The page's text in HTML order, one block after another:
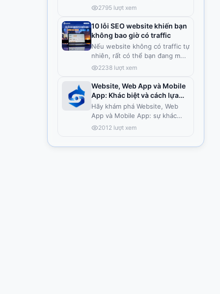
hoạ...
2795 lượt xem
10 lỗi SEO website khiến bạn
không bao giờ có traffic
Nếu website không có traffic tự
nhiên, rất có thể bạn đang m...
2238 lượt xem
Website, Web App và Mobile
App: Khác biệt và cách lựa
chọn
Hãy khám phá Website, Web
App và Mobile App: sự khác
biệt, ư...
2012 lượt xem